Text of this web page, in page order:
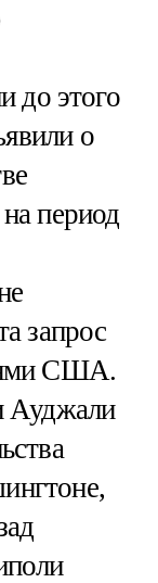
до этого
о
период
запрос
США.
Ауджали